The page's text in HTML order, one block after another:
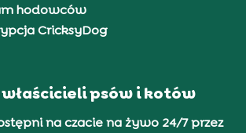
hodowców
CricksyDog
psów i kotów
na czacie na żywo 24/7 przez